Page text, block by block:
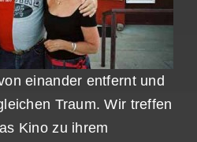
einander entfernt und
Traum. Wir treffen
Kino zu ihrem